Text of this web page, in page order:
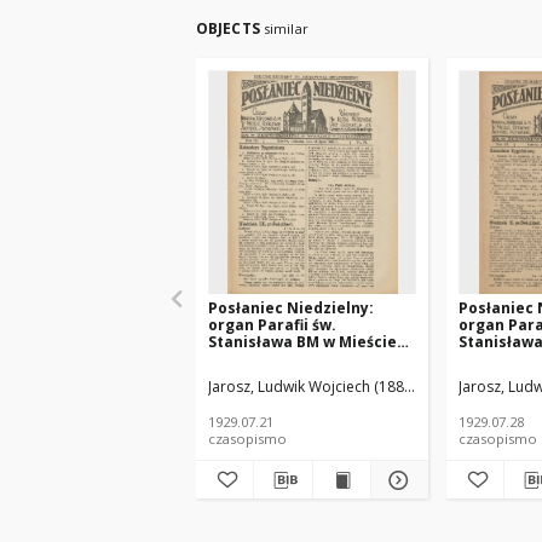
OBJECTS similar
Posłaniec Niedzielny:
organ Parafii św.
Stanisława BM w Mieście
Poznańskiej 1929.07.21 R.3
Nr29
Jarosz, Ludwik Wojciech (1888-1935) red.
1929.07.21
czasopismo
organ
Nr30
Jarosz,
1929.07.28
czasopismo